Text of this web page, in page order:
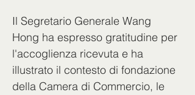
Il Segretario Generale Wang
Hong ha espresso gratitudine per
l'accoglienza ricevuta e ha
illustrato il contesto di fondazione
della Camera di Commercio, le